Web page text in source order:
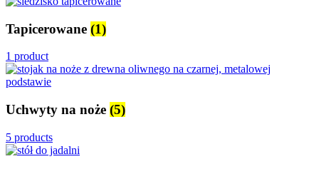
Tapicerowane (1)
1 product
Uchwyty na noże (5)
5 products